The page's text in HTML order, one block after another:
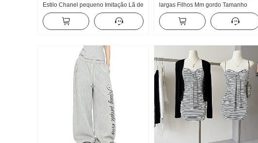
Estilo Chanel pequeno Imitação Lã de
vison Camisola de malha Conjunto
Socialite Elegância Saia justa Saia
midi Conjunto de duas peças
largas Filhos Mm gordo Tamanho
grande Efeito emagrecedor Pêra Tipo
Corpo Vestir Pegue Cintura alta
Calças retas